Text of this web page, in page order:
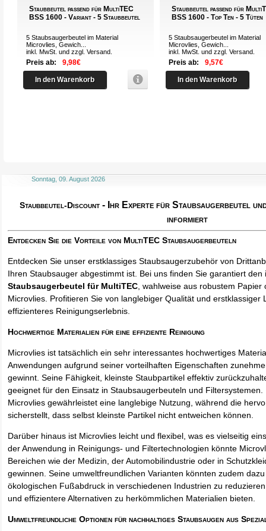
Staubbeutel passend für MultiTEC
BSS 1600 - Variant - 5 Staubbeutel
5 Staubsaugerbeutel im Material
Microvlies, Gewich...
inkl. MwSt. und zzgl.Versand
Preis ab: 9,98€
In den Warenkorb
Staubbeutel passend für
BSS 1600 - Top Ten - 5 Tüten
5 Staubsaugerbeutel im Material
Microvlies, Gewich...
inkl. MwSt. und zzgl.Versand
Preis ab: 9,57€
In den Warenkorb
Sonntag, 09. August 2026
Staubbeutel-Discount - Ihr Experte für Staubsaugerbeutel
informiert
Entdecken Sie die Vorteile von MultiTEC Staubsaugerbeuteln
Entdecken Sie unser erstklassiges Staubsaugerzubehör von
Ihren Staubsauger abgestimmt ist. Bei uns finden Sie garantiert den
Staubsaugerbeutel für MultiTEC, wahlweise aus robustem Papier
Microvlies. Profitieren Sie von langlebiger Qualität und erstklassiger
effizienteres Reinigungserlebnis.
Hochwertige Materialien für eine effiziente Reinigung
Microvlies ist tatsächlich ein sehr interessantes hochwertiges
Anwendungen aufgrund seiner vorteilhaften Eigenschaften
gewinnt. Seine Fähigkeit, kleinste Staubpartikel effektiv
geeignet für den Einsatz in Staubsaugerbeuteln und
Microvlies gewährleistet eine langlebige Nutzung, während die
sicherstellt, dass selbst kleinste Partikel nicht entweichen können.
Darüber hinaus ist Microvlies leicht und flexibel, was es vielseitig
der Anwendung in Reinigungs- und Filtertechnologien könnte
Bereichen wie der Medizin, der Automobilindustrie oder in
gewinnen. Seine umweltfreundlichen Varianten könnten zudem
ökologischen Fußabdruck in verschiedenen Industrien zu
und effizientere Alternativen zu herkömmlichen Materialien bieten.
Umweltfreundliche Optionen für nachhaltiges Staubsaugen aus